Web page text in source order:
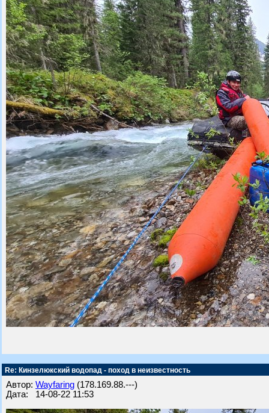
Re: Кинзелюкский водопад - поход в неизвестность
Автор: Wayfaring (178.169.88.---)
Дата: 14-08-22 11:53